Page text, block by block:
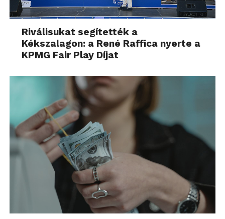
Riválisukat segítették a
Kékszalagon: a René Raffica nyerte a
KPMG Fair Play Díjat